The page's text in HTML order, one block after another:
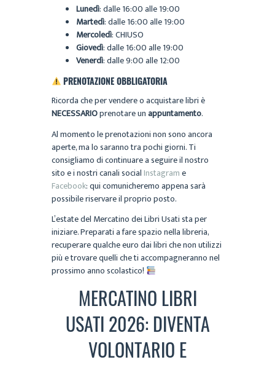
Lunedì: dalle 16:00 alle 19:00
Martedì: dalle 16:00 alle 19:00
Mercoledì: CHIUSO
Giovedì: dalle 16:00 alle 19:00
Venerdì: dalle 9:00 alle 12:00
PRENOTAZIONE OBBLIGATORIA
Ricorda che per vendere o acquistare libri è
NECESSARIOprenotare unappuntamento.
Al momento le prenotazioni non sono ancora
aperte, ma lo saranno tra pochi giorni. Ti
consigliamo di continuare a seguire il nostro
sito e i nostri canali socialInstagrame
Facebook: qui comunicheremo appena sarà
possibile riservare il proprio posto.
L’estate del Mercatino dei Libri Usati sta per
iniziare. Preparati a fare spazio nella libreria,
recuperare qualche euro dai libri che non utilizzi
più e trovare quelli che ti accompagneranno nel
prossimo anno scolastico!
MERCATINO LIBRI
USATI 2026: DIVENTA
VOLONTARIO E